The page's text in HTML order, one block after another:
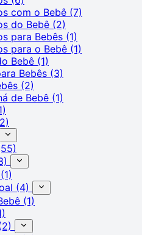
com o Bebê (7)
do Bebê (2)
para Bebês (1)
para o Bebê (1)
Bebê (1)
Bebês (3)
(2)
de Bebê (1)
(1)
(4)
(1)